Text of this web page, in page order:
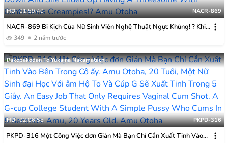
HD 01:59:40 NACR-869
NACR-869 Bi Kịch Của Nữ Sinh Viên Nghệ Thuật Ngực Khủng! ? Khi
Tôi Nhờ Anh Trai Và Bố Tôi Làm Người Mẫu Khỏa Thân Cho Nhiệm Vụ
Tôi đã Có 3P Liên Tiếp! ? Amu Otoba
349 2 năm trước
Pakopakodan To Yukaina Nakamatachi
HD 02:06:55 PKPD-316
PKPD-316 Một Công Việc đơn Giản Mà Bạn Chỉ Cần Xuất Tinh Vào